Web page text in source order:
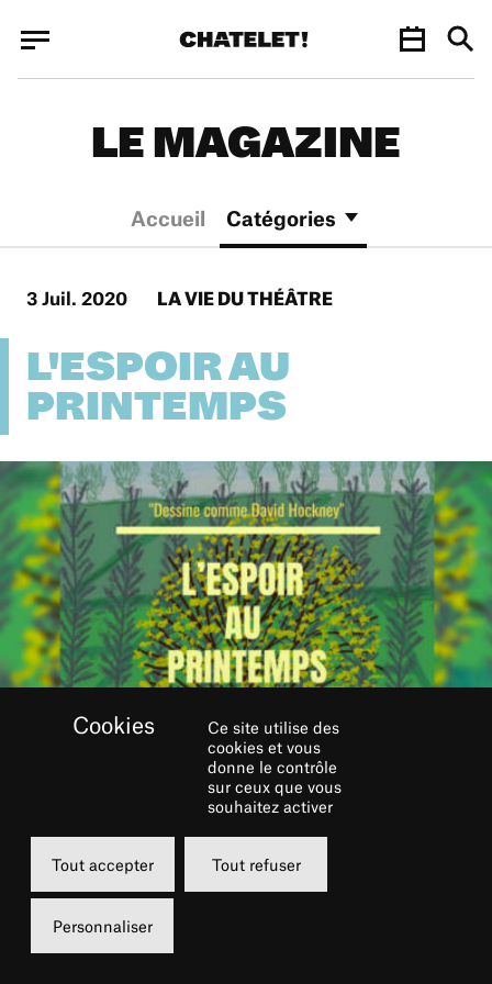
LE MAGAZINE
Accueil Catégories
3 Juil. 2020 LA VIE DU THÉÂTRE
L'ESPOIR AU
PRINTEMPS
EXPOSITION AU CHÂTELET DU 11
AU 20 SEPTEMBRE 2020
Ce site utilise des
cookies et vous
donne le contrôle
sur ceux que vous
souhaitez activer
Tout accepter Tout refuser
Personnaliser